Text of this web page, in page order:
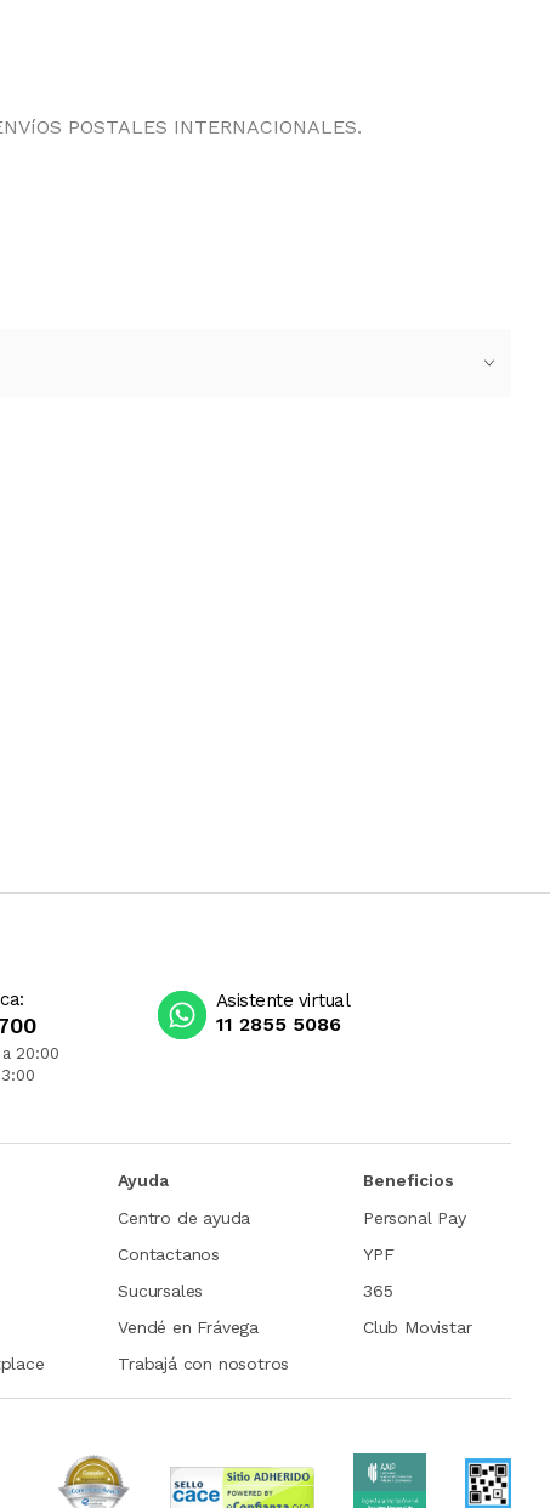
POSTALES INTERNACIONALES.
20:00
Asistente virtual
11 2855 5086
Ayuda
Centro de ayuda
Contactanos
Sucursales
Vendé en Frávega
Trabajá con nosotros
Beneficios
Personal Pay
YPF
365
Club Movistar